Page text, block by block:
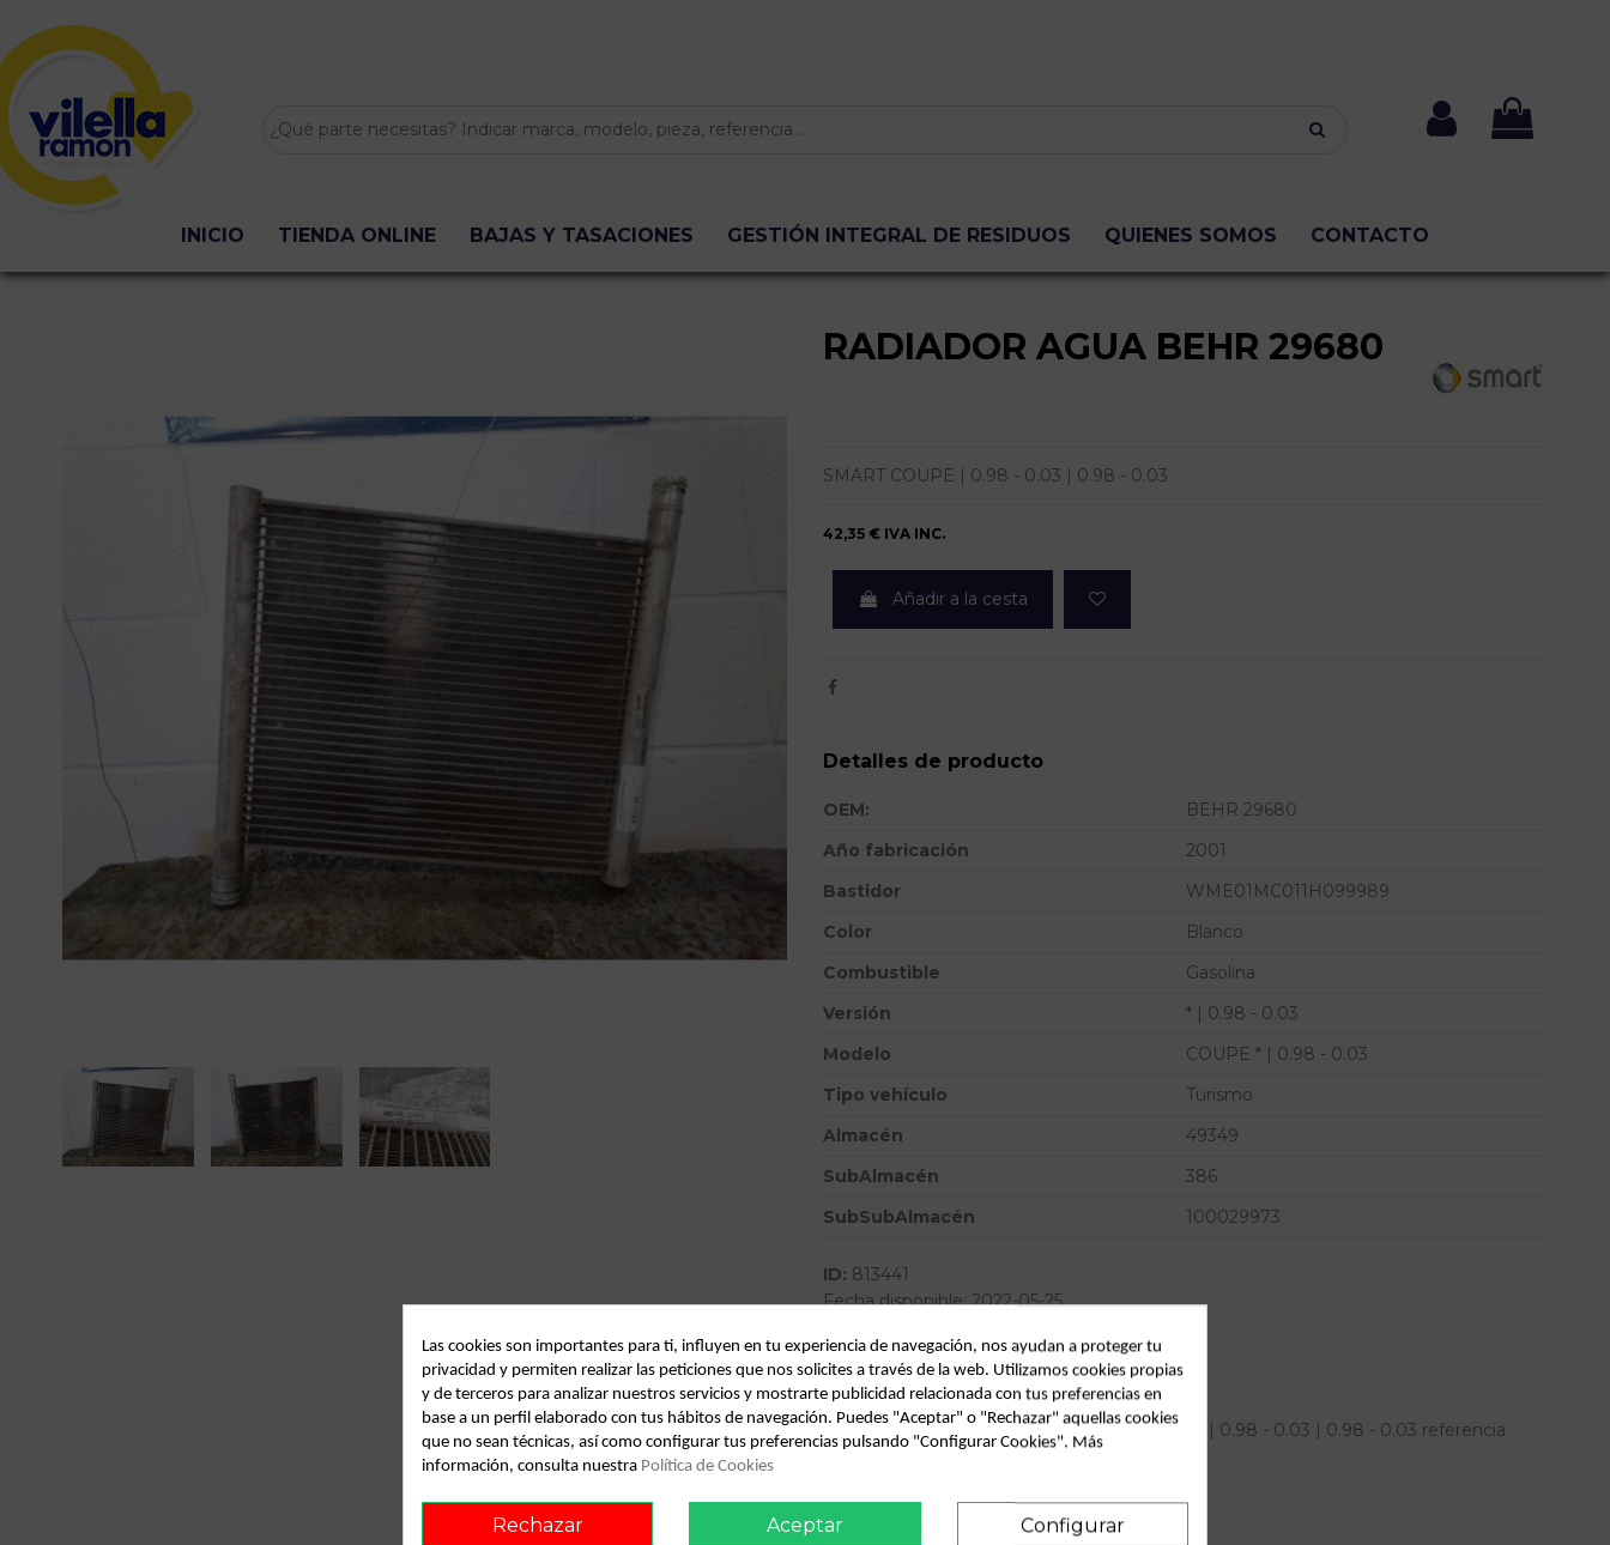
INICIO TIENDA ONLINE BAJAS Y TASACIONES GESTIÓN INTEGRAL DE RESIDUOS QUIENES SOMOS CONTACTO
RADIADOR AGUA BEHR 29680
SMART COUPE | 0.98 - 0.03 | 0.98 - 0.03
42,35 € IVA INC.
Añadir a la cesta
Detalles de producto
OEM:
BEHR 29680
Año fabricación
2001
Bastidor
WME01MC011H099989
Color
Blanco
Combustible
Gasolina
Versión
* | 0.98 - 0.03
Modelo
COUPE * | 0.98 - 0.03
Tipo vehículo
Turismo
Almacén
49349
SubAlmacén
386
SubSubAlmacén
100029973
ID: 813441
Fecha disponible: 2022-05-25
Descripción
Recambio de radiador agua para smart coupe | 0.98 - 0.03 | 0.98 - 0.03 referencia
OEM IAM BEHR 29680
Las cookies son importantes para ti, influyen en tu experiencia de navegación, nos ayudan a proteger tu
privacidad y permiten realizar las peticiones que nos solicites a través de la web. Utilizamos cookies propias
y de terceros para analizar nuestros servicios y mostrarte publicidad relacionada con tus preferencias en
base a un perfil elaborado con tus hábitos de navegación. Puedes "Aceptar" o "Rechazar" aquellas cookies
que no sean técnicas, así como configurar tus preferencias pulsando "Configurar Cookies". Más
información, consulta nuestra Política de Cookies
Rechazar Aceptar Configurar